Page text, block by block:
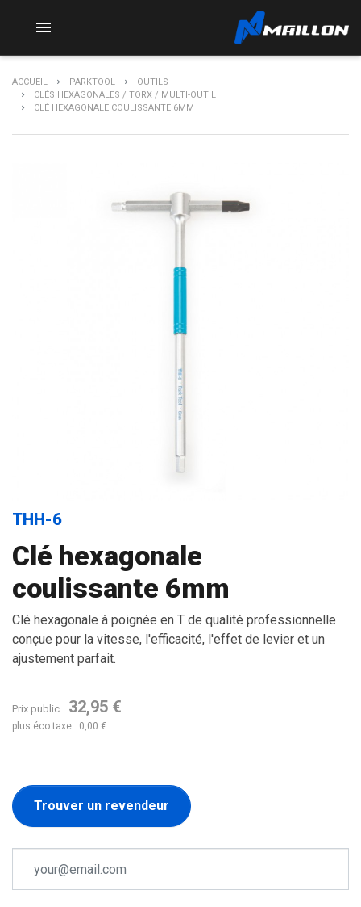

ACCUEIL PARKTOOL
OUTILS
CLÉS HEXAGONALES / TORX / MULTI-OUTIL
CLÉ HEXAGONALE COULISSANTE 6MM
THH-6
Clé hexagonale
coulissante 6mm
Clé hexagonale à poignée en T de qualité professionnelle
conçue pour la vitesse, l'efficacité, l'effet de levier et un
ajustement parfait.
Prix public 32,95 €
plus éco taxe : 0,00 €
Trouver un revendeur